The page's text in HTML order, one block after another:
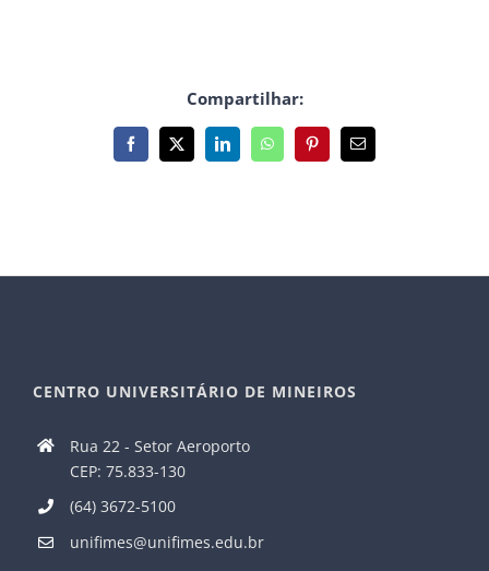
Compartilhar:
Facebook
X LinkedInWhatsAppPinterest
E-
mail
CENTRO UNIVERSITÁRIO DE MINEIROS
Rua 22 - Setor Aeroporto
CEP: 75.833-130
(64) 3672-5100
unifimes@unifimes.edu.br